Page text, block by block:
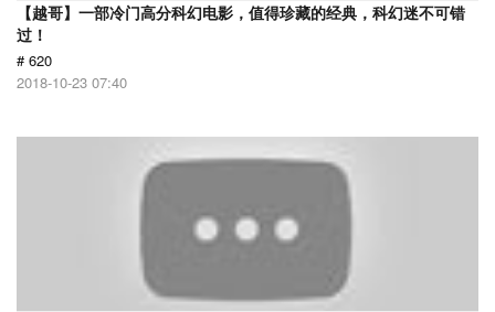
【越哥】一部冷门高分科幻电影，值得珍藏的经典，科幻迷不可错
过！
# 620
2018-10-23 07:40